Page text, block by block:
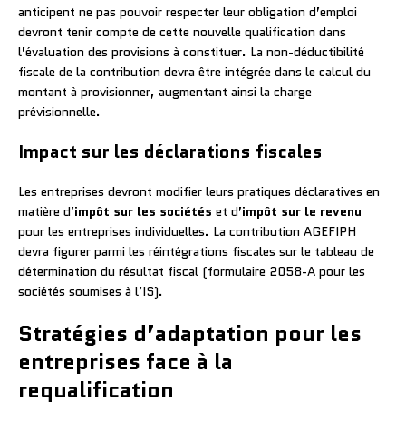
anticipent ne pas pouvoir respecter leur obligation d’emploi
devront tenir compte de cette nouvelle qualification dans
l’évaluation des provisions à constituer. La non-déductibilité
fiscale de la contribution devra être intégrée dans le calcul du
montant à provisionner, augmentant ainsi la charge
prévisionnelle.
Impact sur les déclarations fiscales
Les entreprises devront modifier leurs pratiques déclaratives en
matière d’impôt sur les sociétés et d’impôt sur le revenu
pour les entreprises individuelles. La contribution AGEFIPH
devra figurer parmi les réintégrations fiscales sur le tableau de
détermination du résultat fiscal (formulaire 2058-A pour les
sociétés soumises à l’IS).
Stratégies d’adaptation pour les
entreprises face à la
requalification